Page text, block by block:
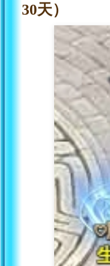
30天）